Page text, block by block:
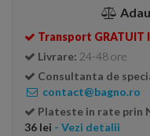
Transport GRATUIT
Livrare: 24-48 ore
Consultanta de
contact@bagno.ro
Plateste in rate prin
36 lei - Vezi detalii